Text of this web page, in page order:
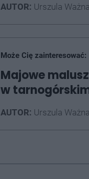
AUTOR: Urszula Ważna
Może Cię zainteresować:
Majowe
w
AUTOR: Urszula Ważna